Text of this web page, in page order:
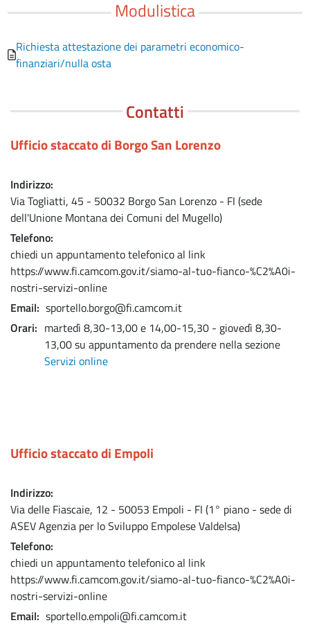
Modulistica
Richiesta attestazione dei parametri economico-
finanziari/nulla osta
Contatti
Ufficio staccato di Borgo San Lorenzo
Indirizzo
Via Togliatti, 45 - 50032 Borgo San Lorenzo - FI (sede
dell'Unione Montana dei Comuni del Mugello)
Telefono
chiedi un appuntamento telefonico al link
https://www.fi.camcom.gov.it/siamo-al-tuo-fianco-%C2%A0i-
nostri-servizi-online
Email sportello.borgo@fi.camcom.it
Orari
martedì 8,30-13,00 e 14,00-15,30 - giovedì 8,30-
13,00 su appuntamento da prendere nella sezione
Servizi online
Ufficio staccato di Empoli
Indirizzo
Via delle Fiascaie, 12 - 50053 Empoli - FI (1° piano - sede di
ASEV Agenzia per lo Sviluppo Empolese Valdelsa)
Telefono
chiedi un appuntamento telefonico al link
https://www.fi.camcom.gov.it/siamo-al-tuo-fianco-%C2%A0i-
nostri-servizi-online
Email sportello.empoli@fi.camcom.it